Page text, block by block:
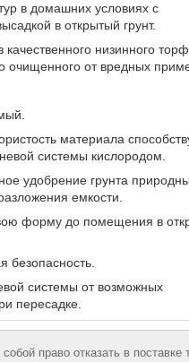
в домашних условиях с
в открытый грунт.
качественного низинного
очищенного от вредных
материала
системы кислородом.
удобрение грунта
емкости.
форму до помещения в
безопасность.
системы от возможных
пересадке.
право отказать в поставке